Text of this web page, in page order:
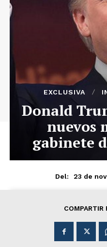
EXCLUSIVA
Donald
nuevos
gabinete
Del: 23 de
COMPARTIR